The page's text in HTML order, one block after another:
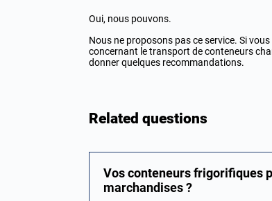
Oui, nous pouvons.
Nous ne proposons pas ce service. Si
concernant le transport de conteneurs
donner quelques recommandations.
Related questions
Vos conteneurs frigorifiques
marchandises ?